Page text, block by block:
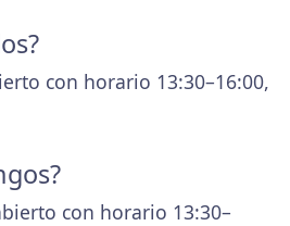
con horario 13:30–16:00,
con horario 13:30–